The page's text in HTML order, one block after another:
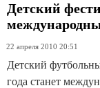
Детский
22 апреля 2010 20:51
Детский
года станет